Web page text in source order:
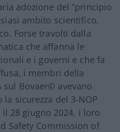
adozione del “principio
ambito scientifico,
Forse travolti dalla
che affanna le
e i governi e che fa
i membri della
sul Bovaer©️ avevano
sicurezza del 3-NOP
28 giugno 2024, i loro
Safety Commission of